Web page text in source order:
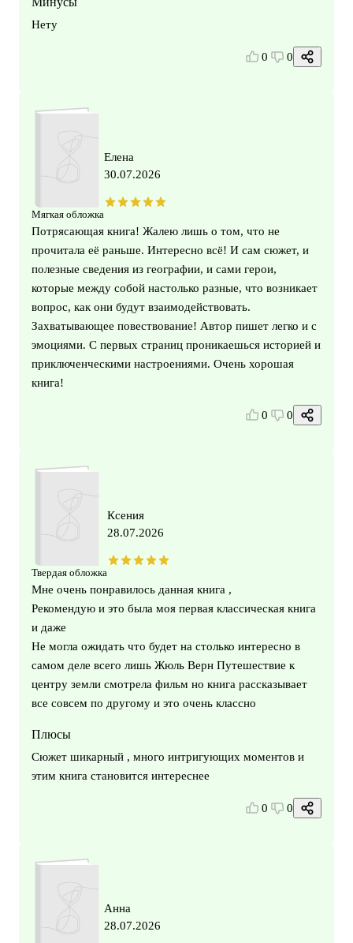
Нету
0 0
Мягкая обложка
Елена
30.07.2026
Потрясающая книга! Жалею лишь о том, что не
прочитала её раньше. Интересно всё! И сам сюжет, и
полезные сведения из географии, и сами герои,
которые между собой настолько разные, что возникает
вопрос, как они будут взаимодействовать.
Захватывающее повествование! Автор пишет легко и с
эмоциями. С первых страниц проникаешься историей и
приключенческими настроениями. Очень хорошая
книга!
0 0
Твердая обложка
Ксения
28.07.2026
Мне очень понравилось данная книга ,
Рекомендую и это была моя первая классическая книга
и даже
Не могла ожидать что будет на столько интересно в
самом деле всего лишь Жюль Верн Путешествие к
центру земли смотрела фильм но книга рассказывает
все совсем по другому и это очень классно
Плюсы
Сюжет шикарный , много интригующих моментов и
этим книга становится интереснее
0 0
Анна
28.07.2026